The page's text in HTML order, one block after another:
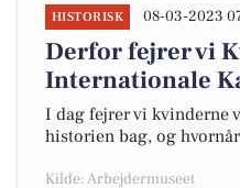
HISTORISK 08-03-2023
Derfor fejrer vi
Internationale
I dag fejrer vi kvinderne
historien bag, og
Kilde: Arbejdermuseet